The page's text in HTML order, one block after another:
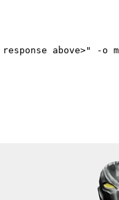
above>" -o